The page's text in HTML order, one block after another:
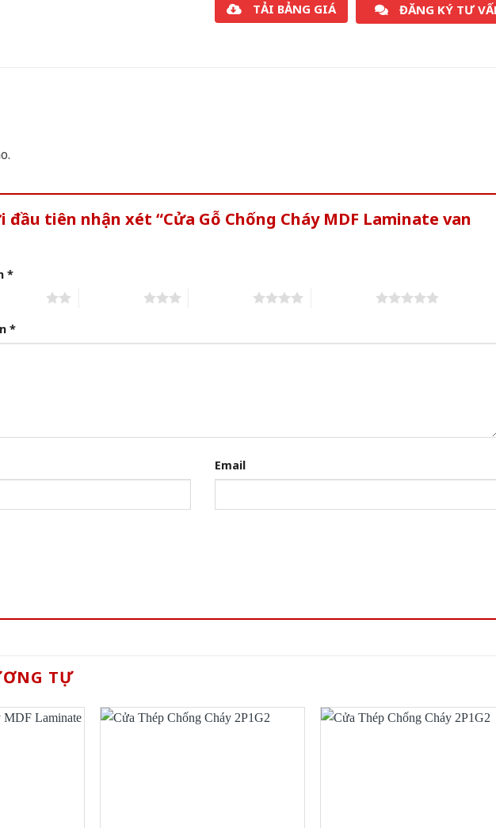
TẢI BẢNG GIÁ ĐĂNG KÝ TƯ
đầu tiên nhận xét “Cửa Gỗ Chống Cháy MDF Laminate van
*
*
Email
TỰ